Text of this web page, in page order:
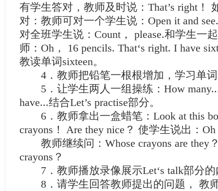
有学生答对，教师及时说：That’s right！
对：教师可对一个学生说：Open it and
对全班学生说：Count， please.和学生一
师：Oh， 16 pencils. That‘s right. I have
教读单词sixteen。
4．教师把铅笔一根根增加，学习单词
5．让学生两人一组操练：How many...
have...结合Let’s practise部分。
6．教师拿出一盒蜡笔：Look at this
crayons！ Are they nice？ 使学生说出：
教师继续问：Whose crayons are they
crayons？
7．教师播放录像展示Let‘s talk部分的
8．请学生回答教师提出的问题， 教